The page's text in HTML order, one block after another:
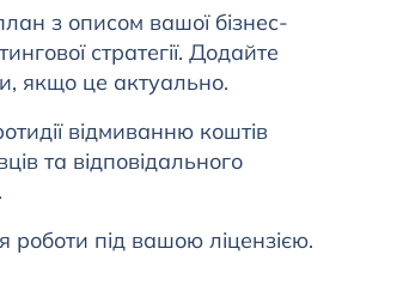
з описом вашої бізнес-
стратегії. Додайте
якщо це актуально.
відмиванню коштів
та відповідального
роботи під вашою ліцензією.